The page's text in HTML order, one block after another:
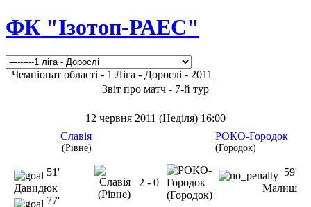
ФК "Ізотоп-РАЕС"
Чемпіонат області - 1 Ліга - Дорослі - 2011
Звіт про матч - 7-й тур
12 червня 2011 (Неділя) 16:00
Славія
(Рівне)
51'
Давидюк
77'
2 - 0
РОКО-Городок
(Городок)
59'
Малиш